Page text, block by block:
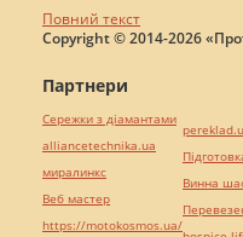
Повний текст
Copyright © 2014-2026
Партнери
Сережки з діамантами
alliancetechnika.ua
миралинкс
Веб мастер
https://motokosmos.ua/
Винна